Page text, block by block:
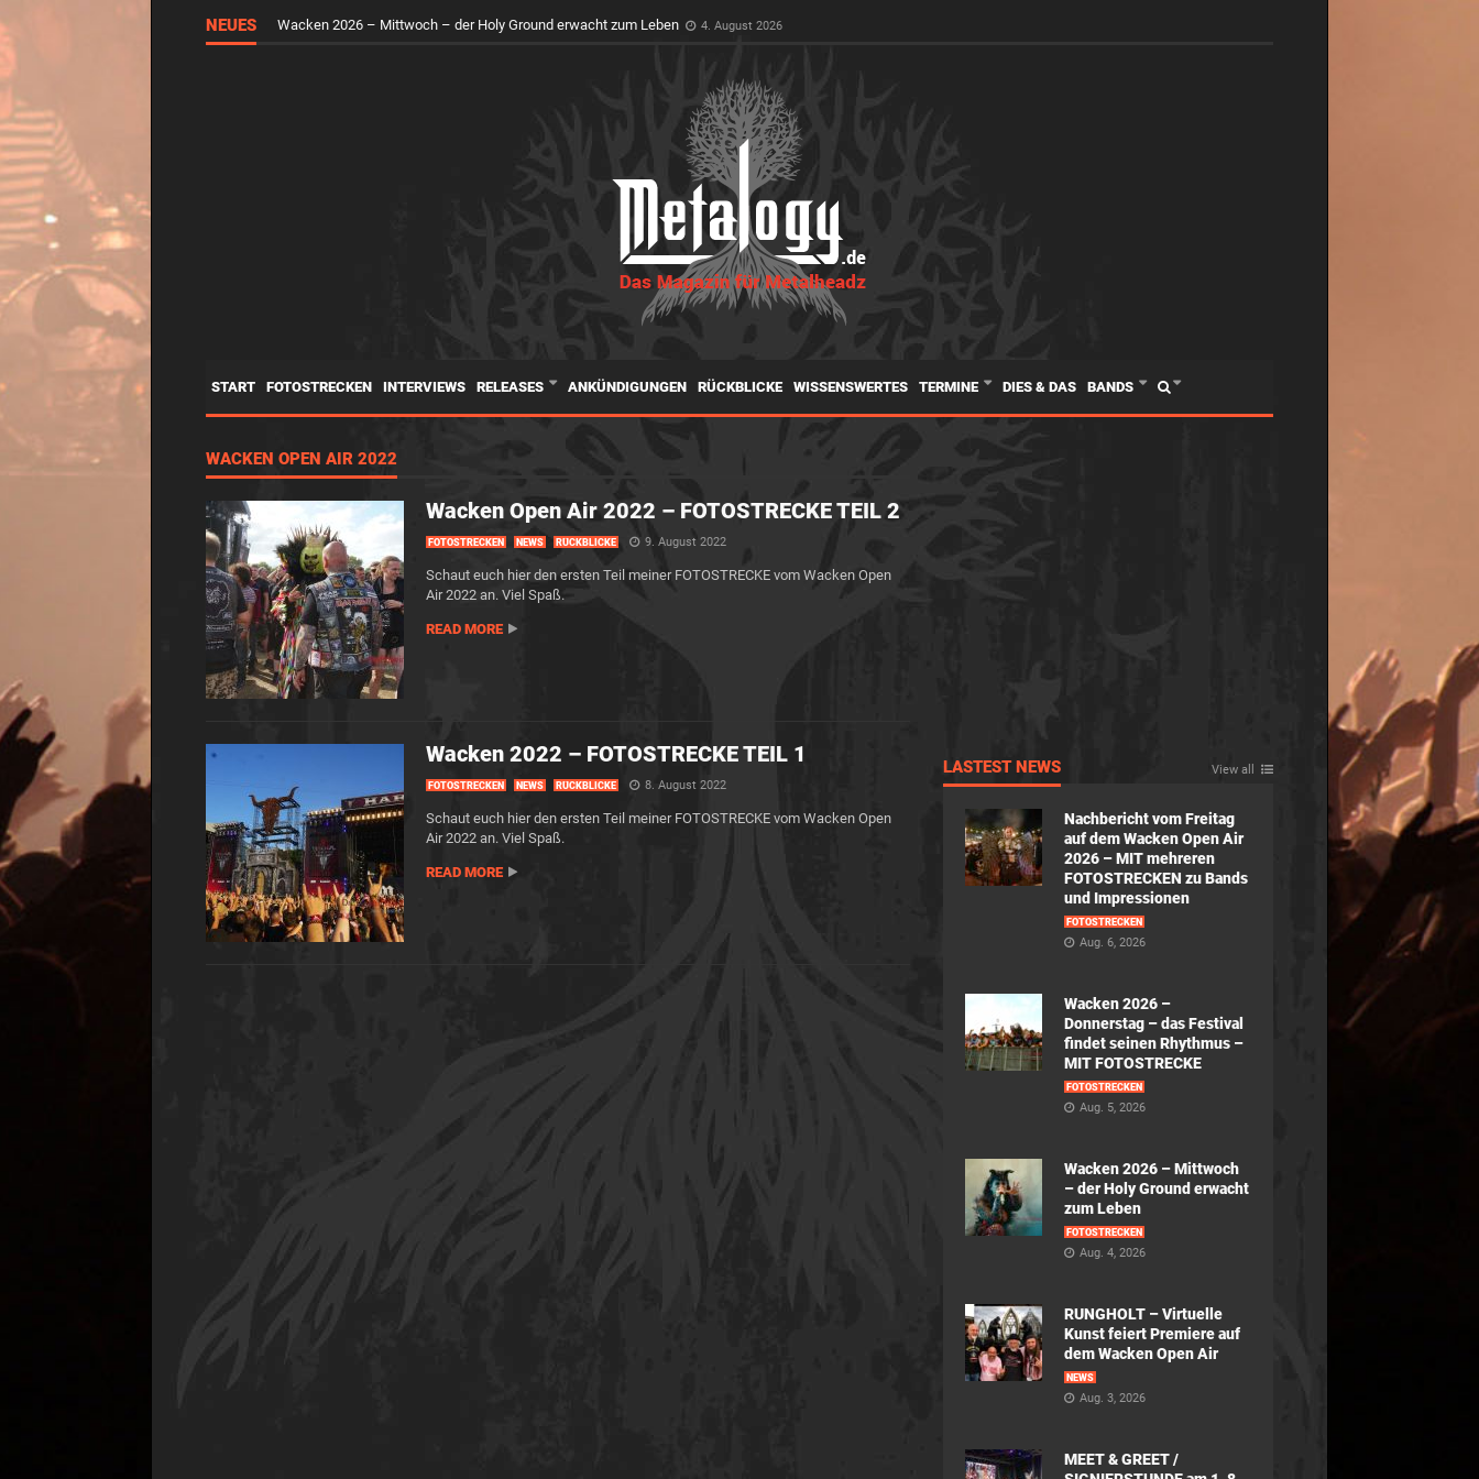
NEUES Wacken 2026 – Mittwoch – der Holy Ground erwacht zum Leben 4. August 2026
START FOTOSTRECKEN INTERVIEWS RELEASES ANKÜNDIGUNGEN RÜCKBLICKE WISSENSWERTES TERMINE DIES & DAS BANDS
WACKEN OPEN AIR 2022
Wacken Open Air 2022 – FOTOSTRECKE TEIL 2
FOTOSTRECKEN NEWS RÜCKBLICKE 9. August 2022
Schaut euch hier den ersten Teil meiner FOTOSTRECKE vom Wacken Open
Air 2022 an. Viel Spaß.
READ MORE
Wacken 2022 – FOTOSTRECKE TEIL 1
FOTOSTRECKEN NEWS RÜCKBLICKE 8. August 2022
Schaut euch hier den ersten Teil meiner FOTOSTRECKE vom Wacken Open
Air 2022 an. Viel Spaß.
READ MORE
LASTEST NEWS View all
Nachbericht vom Freitag
auf dem Wacken Open Air
2026 – MIT mehreren
FOTOSTRECKEN zu Bands
und Impressionen
FOTOSTRECKEN
Aug. 6, 2026
Wacken 2026 –
Donnerstag – das Festival
findet seinen Rhythmus –
MIT FOTOSTRECKE
FOTOSTRECKEN
Aug. 5, 2026
Wacken 2026 – Mittwoch
– der Holy Ground erwacht
zum Leben
FOTOSTRECKEN
Aug. 4, 2026
RUNGHOLT – Virtuelle
Kunst feiert Premiere auf
dem Wacken Open Air
NEWS
Aug. 3, 2026
MEET & GREET /